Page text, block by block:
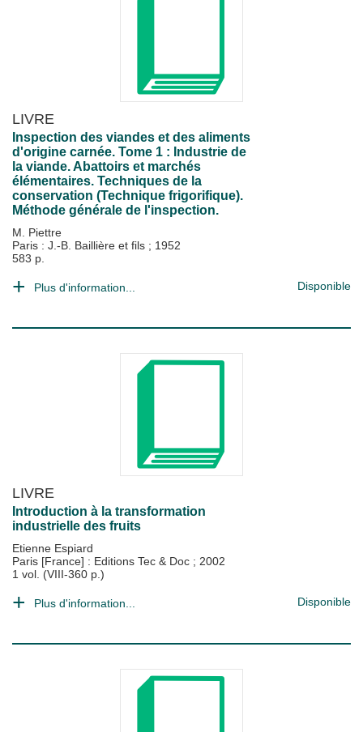
LIVRE
Inspection des viandes et des aliments
d'origine carnée. Tome 1 : Industrie de
la viande. Abattoirs et marchés
élémentaires. Techniques de la
conservation (Technique frigorifique).
Méthode générale de l'inspection.
M. Piettre
Paris : J.-B. Baillière et fils ; 1952
583 p.
Plus d'information... Disponible
LIVRE
Introduction à la transformation
industrielle des fruits
Etienne Espiard
Paris [France] : Editions Tec & Doc ; 2002
1 vol. (VIII-360 p.)
Plus d'information... Disponible